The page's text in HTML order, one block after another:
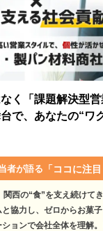
く「課題解決型
で、あなたの“ワ
者が語る 「ココに注目
関西の“食”を支え続けて
協力し、ゼロからお菓
ョンで会社全体を理解